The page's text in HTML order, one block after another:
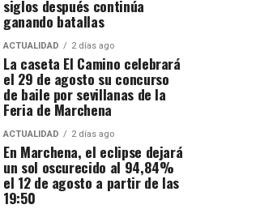
siglos después continúa
ganando batallas
ACTUALIDAD 2 días ago
La caseta El Camino celebrará
el 29 de agosto su concurso
de baile por sevillanas de la
Feria de Marchena
ACTUALIDAD 2 días ago
En Marchena, el eclipse dejará
un sol oscurecido al 94,84%
el 12 de agosto a partir de las
19:50